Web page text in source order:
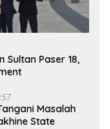
Sultan Paser 18,
Masalah
State